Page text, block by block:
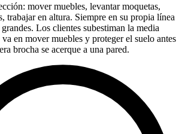
mover muebles, levantar moquetas,
trabajar en altura. Siempre en su propia línea
Los clientes subestiman la media
va en mover muebles y proteger el suelo antes
brocha se acerque a una pared.